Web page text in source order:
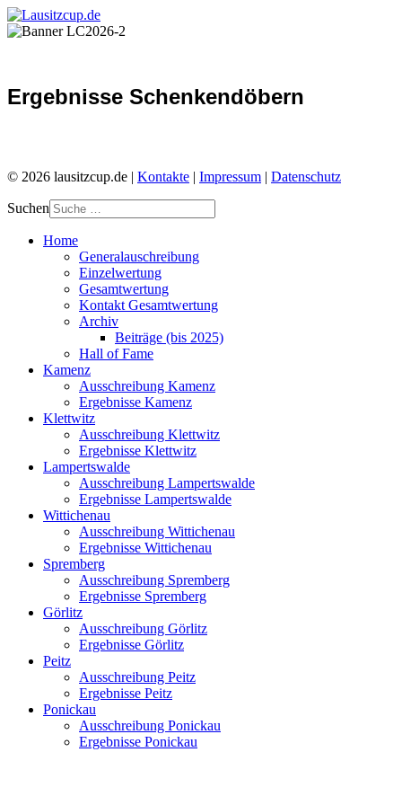
Ergebnisse Schenkendöbern
© 2026 lausitzcup.de | Kontakte | Impressum | Datenschutz
Suchen
Home
Generalauschreibung
Einzelwertung
Gesamtwertung
Kontakt Gesamtwertung
Archiv
Beiträge (bis 2025)
Hall of Fame
Kamenz
Ausschreibung Kamenz
Ergebnisse Kamenz
Klettwitz
Ausschreibung Klettwitz
Ergebnisse Klettwitz
Lampertswalde
Ausschreibung Lampertswalde
Ergebnisse Lampertswalde
Wittichenau
Ausschreibung Wittichenau
Ergebnisse Wittichenau
Spremberg
Ausschreibung Spremberg
Ergebnisse Spremberg
Görlitz
Ausschreibung Görlitz
Ergebnisse Görlitz
Peitz
Ausschreibung Peitz
Ergebnisse Peitz
Ponickau
Ausschreibung Ponickau
Ergebnisse Ponickau